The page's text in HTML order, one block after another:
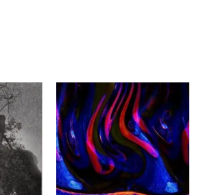
樹
大矢信吾
A Duality Between
Photography and 2D
Modern Art
OM ART × MUSIC
GALLERY